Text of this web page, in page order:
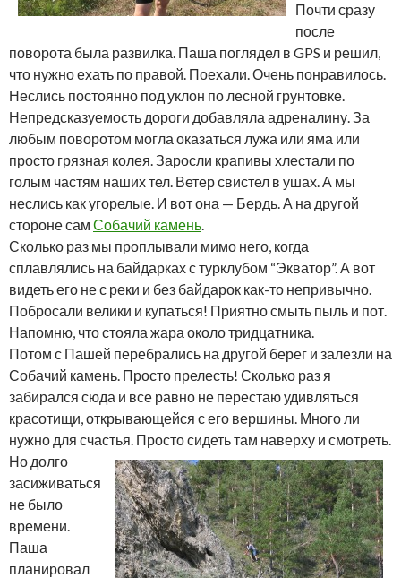
Почти сразу
после
поворота была развилка. Паша поглядел в GPS и решил,
что нужно ехать по правой. Поехали. Очень понравилось.
Неслись постоянно под уклон по лесной грунтовке.
Непредсказуемость дороги добавляла адреналину. За
любым поворотом могла оказаться лужа или яма или
просто грязная колея. Заросли крапивы хлестали по
голым частям наших тел. Ветер свистел в ушах. А мы
неслись как угорелые. И вот она — Бердь. А на другой
стороне сам Собачий камень.
Сколько раз мы проплывали мимо него, когда
сплавлялись на байдарках с турклубом “Экватор”. А вот
видеть его не с реки и без байдарок как-то непривычно.
Побросали велики и купаться! Приятно смыть пыль и пот.
Напомню, что стояла жара около тридцатника.
Потом с Пашей перебрались на другой берег и залезли на
Собачий камень. Просто прелесть! Сколько раз я
забирался сюда и все равно не перестаю удивляться
красотищи, открывающейся с его вершины. Много ли
нужно для счастья. Просто сидеть там наверху и смотреть.
Но долго
засиживаться
не было
времени.
Паша
планировал